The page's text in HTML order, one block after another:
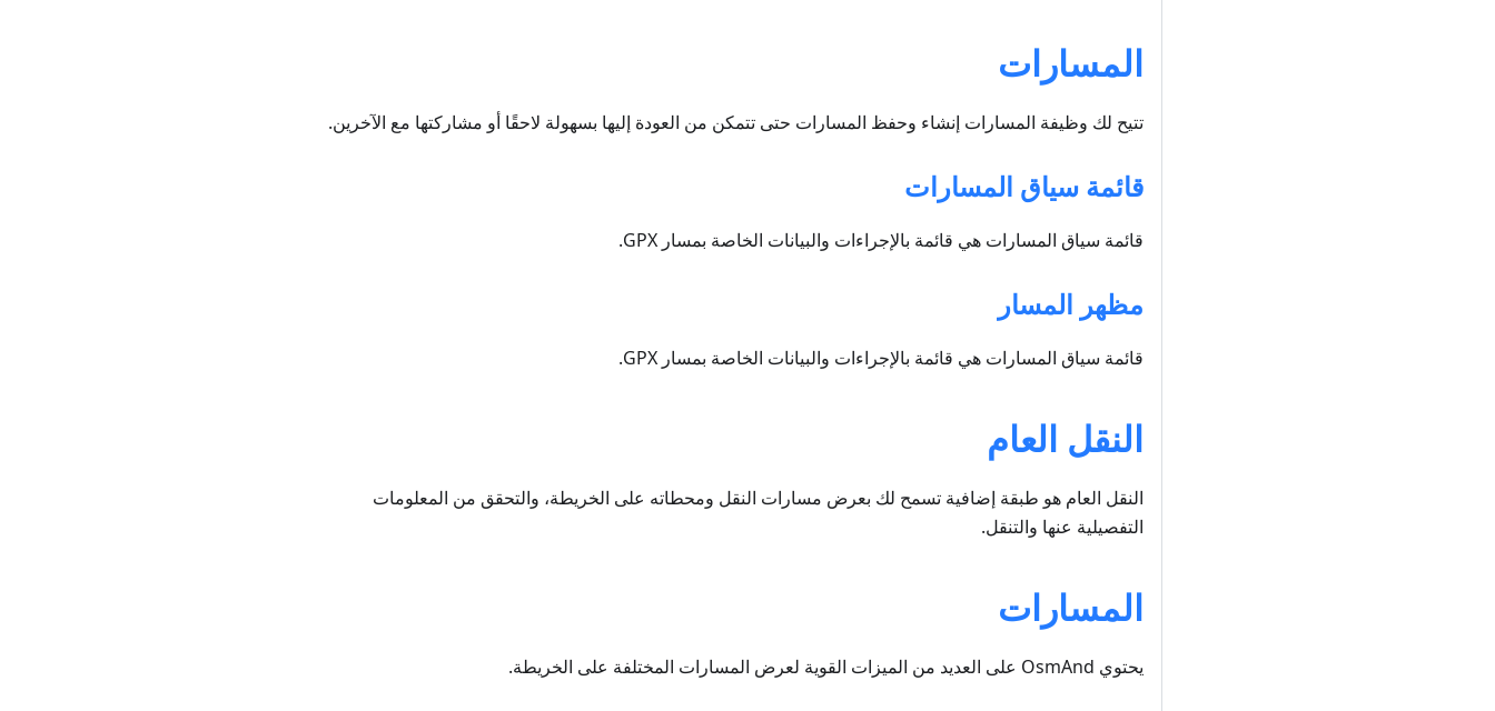
المسارات
تتيح لك وظيفة المسارات إنشاء وحفظ المسارات حتى تتمكن من العودة إليها بسهولة لاحقًا أو مشاركتها مع الآخرين.
قائمة سياق المسارات
قائمة سياق المسارات هي قائمة بالإجراءات والبيانات الخاصة بمسار GPX.
مظهر المسار
قائمة سياق المسارات هي قائمة بالإجراءات والبيانات الخاصة بمسار GPX.
النقل العام
النقل العام هو طبقة إضافية تسمح لك بعرض مسارات النقل ومحطاته على الخريطة، والتحقق من المعلومات
التفصيلية عنها والتنقل.
المسارات
يحتوي OsmAnd على العديد من الميزات القوية لعرض المسارات المختلفة على الخريطة.